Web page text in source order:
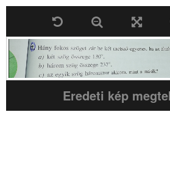
Eredeti kép